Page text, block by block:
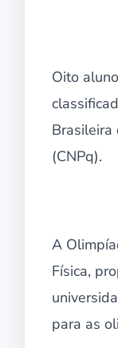
Oito
Brasileira
(CNPq).
A
Física,
para as